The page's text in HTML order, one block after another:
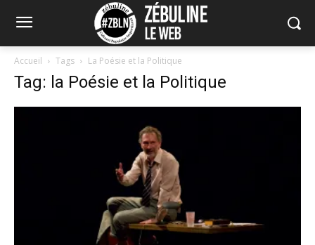
Accueil Tags La Poésie et la Politique
Tag: la Poésie et la Politique